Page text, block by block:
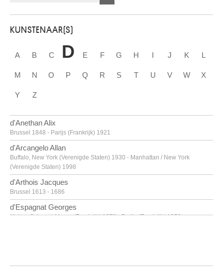
KUNSTENAAR(S)
A B C D E F G H I J K L
M N O P Q R S T U V W X
Y Z
d'Anethan Alix
Brussel 1848 - Parijs (Frankrijk) 1921
d'Arcangelo Allan
Buffalo, New York (Verenigde Staten) 1930 - Manhattan / New York
(Verenigde Staten) 1998
d'Arthois Jacques
Brussel 1613 - 1686
d'Espagnat Georges
Melun, Seine-et-Marne (Frankrijk) 1870 - Parijs (Frankrijk) 1950
Geraardsbergen 1921 - Brugge 1996